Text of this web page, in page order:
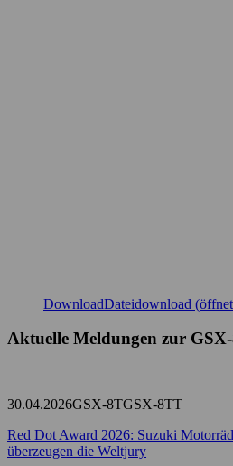
DownloadDateidownload
Aktuelle Meldungen zur
30.04.2026GSX-8TGSX-8TT
Red Dot Award 2026: Suzuki
überzeugen die Weltjury